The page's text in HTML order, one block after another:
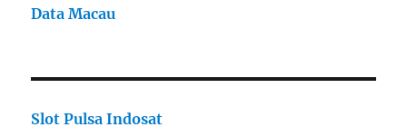
Data Macau
Slot Pulsa Indosat